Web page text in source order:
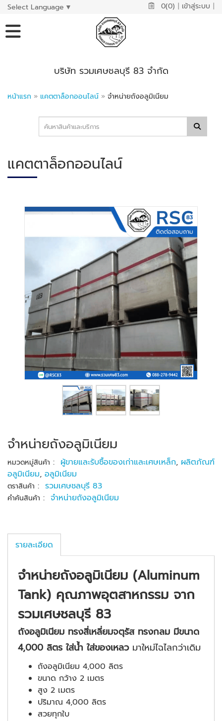
Select Language ▼ 0(0) | เข้าสู่ระบบ |
บริษัท รวมเศษชลบุรี 83 จำกัด
หน้าแรก » แคตตาล็อกออนไลน์ » จำหน่ายถังอลูมิเนียม
แคตตาล็อกออนไลน์
จำหน่ายถังอลูมิเนียม
หมวดหมู่สินค้า : ผู้ขายและรับซื้อของเก่าและเศษเหล็ก, ผลิตภัณฑ์
อลูมิเนียม, อลูมิเนียม
ตราสินค้า : รวมเศษชลบุรี 83
คำค้นสินค้า : จำหน่ายถังอลูมิเนียม
รายละเอียด
จำหน่ายถังอลูมิเนียม (Aluminum
Tank) คุณภาพอุตสาหกรรม จาก
รวมเศษชลบุรี 83
ถังอลูมิเนียม ทรงสี่เหลี่ยมจตุรัส ทรงกลม มีขนาด
4,000 ลิตร ใส่น้ำ ใส่ของเหลว มาใหม่ไฉไลกว่าเดิม
ถังอลูมิเนียม 4,000 ลิตร
ขนาด กว้าง 2 เมตร
สูง 2 เมตร
ปริมาณ 4,000 ลิตร
สวยทุกใบ